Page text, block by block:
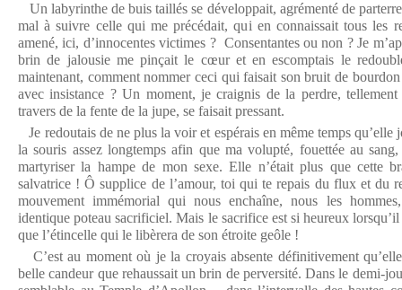
Un labyrinthe de buis taillés se développait, agrémenté de
mal à suivre celle qui me précédait, qui en connaissait tous les
amené, ici, d’innocentes victimes ? Consentantes ou non ? Je
brin de jalousie me pinçait le cœur et en escomptais le
maintenant, comment nommer ceci qui faisait son bruit de
avec insistance ? Un moment, je craignis de la perdre, tellement
travers de la fente de la jupe, se faisait pressant.
Je redoutais de ne plus la voir et espérais en même temps qu’elle
la souris assez longtemps afin que ma volupté, fouettée au
martyriser la hampe de mon sexe. Elle n’était plus que cette
salvatrice ! Ô supplice de l’amour, toi qui te repais du flux et du
mouvement immémorial qui nous enchaîne, nous les
identique poteau sacrificiel. Mais le sacrifice est si heureux lorsqu’il
que l’étincelle qui le libèrera de son étroite geôle !
C’est au moment où je la croyais absente définitivement
belle candeur que rehaussait un brin de perversité. Dans le demi-